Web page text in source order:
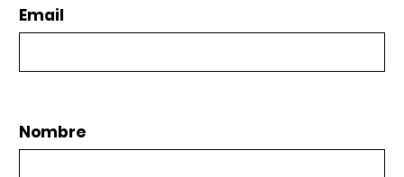
Email
Nombre